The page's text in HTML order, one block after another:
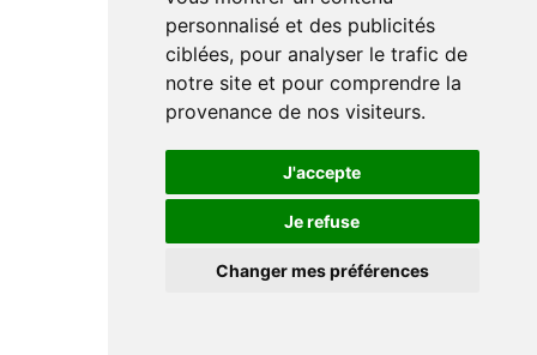
personnalisé et des publicités
ciblées, pour analyser le trafic de
notre site et pour comprendre la
provenance de nos visiteurs.
J'accepte
Je refuse
Changer mes préférences